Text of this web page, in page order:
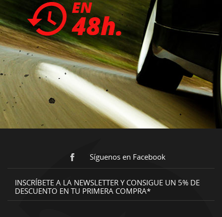
Síguenos en Facebook
INSCRÍBETE A LA NEWSLETTER Y CONSIGUE UN 5% DE
DESCUENTO EN TU PRIMERA COMPRA*